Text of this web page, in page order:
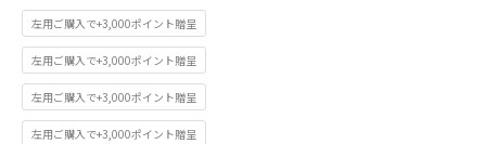
左用ご購入で+3,000ポイント贈呈
左用ご購入で+3,000ポイント贈呈
左用ご購入で+3,000ポイント贈呈
左用ご購入で+3,000ポイント贈呈